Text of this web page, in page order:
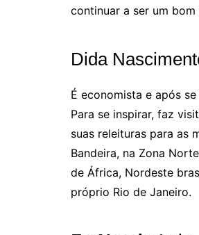
continuar a ser um
Dida
É economista e após
Para se inspirar, faz
suas releituras para as
Bandeira, na Zona
de África, Nordeste
próprio Rio de Janeiro.